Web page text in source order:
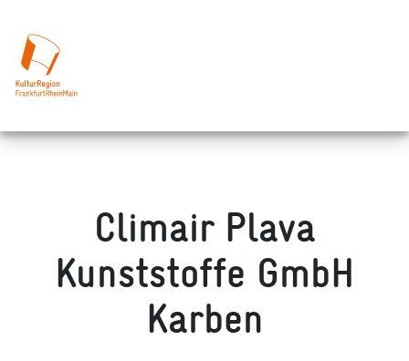
Climair Plava
Kunststoffe GmbH
Karben